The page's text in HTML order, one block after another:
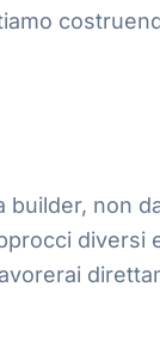
builder, non
diversi